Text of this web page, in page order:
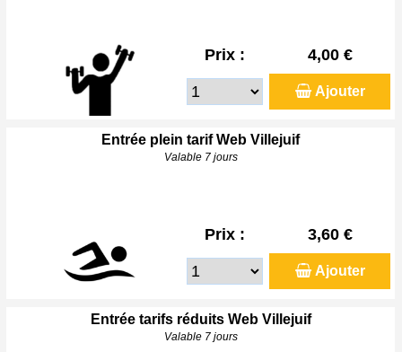
Prix : 4,00 €
Ajouter
Entrée plein tarif Web Villejuif
Valable 7 jours
Prix : 3,60 €
Ajouter
Entrée tarifs réduits Web Villejuif
Valable 7 jours